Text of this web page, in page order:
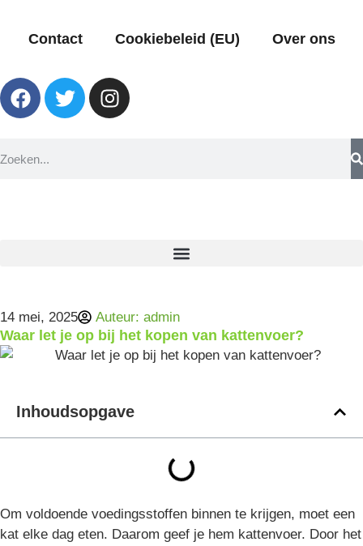
Contact Cookiebeleid (EU) Over ons
14 mei, 2025 Auteur: admin
Waar let je op bij het kopen van kattenvoer?
Inhoudsopgave
Om voldoende voedingsstoffen binnen te krijgen, moet een
kat elke dag eten. Daarom geef je hem kattenvoer. Door het